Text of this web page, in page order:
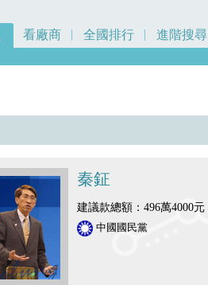
看廠商 全國排行 進階搜尋
秦鉦
建議款總額：496萬4000元
中國國民黨